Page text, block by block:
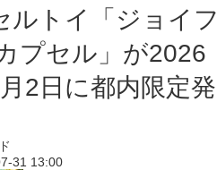
ルトイ「ジョイフ
プセル」が2026
2日に都内限定発
31 13:00